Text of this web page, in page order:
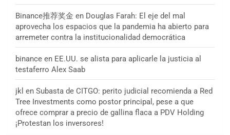
Binance推荐奖金 en Douglas Farah: El eje del mal
aprovecha los espacios que la pandemia ha abierto para
arremeter contra la institucionalidad democrática
binance en EE.UU. se alista para aplicarle la justicia al
testaferro Alex Saab
jkl en Subasta de CITGO: perito judicial recomienda a Red
Tree Investments como postor principal, pese a que
ofrece comprar a precio de gallina flaca a PDV Holding
¡Protestan los inversores!